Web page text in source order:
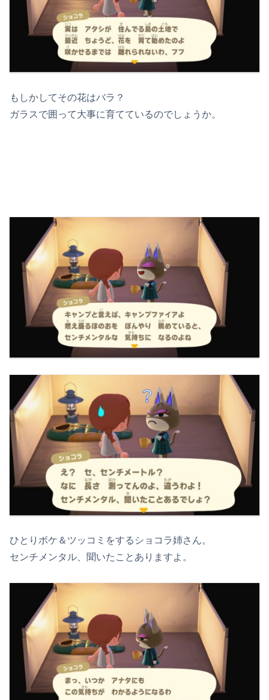
もしかしてその花はバラ？
ガラスで囲って大事に育てているのでしょうか。
ひとりボケ＆ツッコミをするショコラ姉さん。
センチメンタル、聞いたことありますよ。